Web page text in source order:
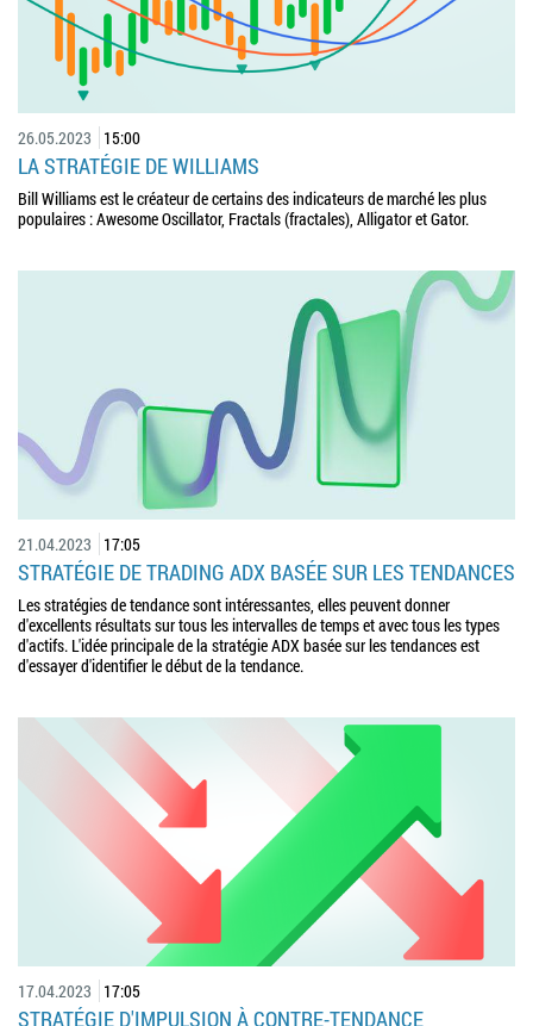
26.05.2023 15:00
LA STRATÉGIE DE WILLIAMS
Bill Williams est le créateur de certains des indicateurs de marché les plus
populaires : Awesome Oscillator, Fractals (fractales), Alligator et Gator.
21.04.2023 17:05
STRATÉGIE DE TRADING ADX BASÉE SUR LES TENDANCES
Les stratégies de tendance sont intéressantes, elles peuvent donner
d'excellents résultats sur tous les intervalles de temps et avec tous les types
d'actifs. L'idée principale de la stratégie ADX basée sur les tendances est
d'essayer d'identifier le début de la tendance.
17.04.2023 17:05
STRATÉGIE D'IMPULSION À CONTRE-TENDANCE